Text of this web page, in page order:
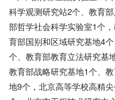
科学观测研究站2个、教育
部哲学社会科学实验室1个
育部国别和区域研究基地4
个、教育部教育立法研究基
教育部战略研究基地1个、
地9个，北京高等学校高精